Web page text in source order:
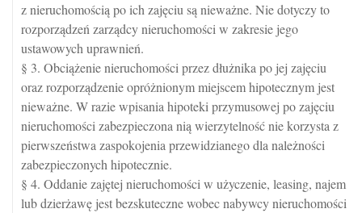
z nieruchomością po ich zajęciu są nieważne. Nie dotyczy to
rozporządzeń zarządcy nieruchomości w zakresie jego
ustawowych uprawnień.
§ 3. Obciążenie nieruchomości przez dłużnika po jej zajęciu
oraz rozporządzenie opróżnionym miejscem hipotecznym jest
nieważne. W razie wpisania hipoteki przymusowej po zajęciu
nieruchomości zabezpieczona nią wierzytelność nie korzysta z
pierwszeństwa zaspokojenia przewidzianego dla należności
zabezpieczonych hipotecznie.
§ 4. Oddanie zajętej nieruchomości w użyczenie, leasing, najem
lub dzierżawę jest bezskuteczne wobec nabywcy nieruchomości